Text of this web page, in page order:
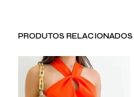
PRODUTOS RELACIONADOS